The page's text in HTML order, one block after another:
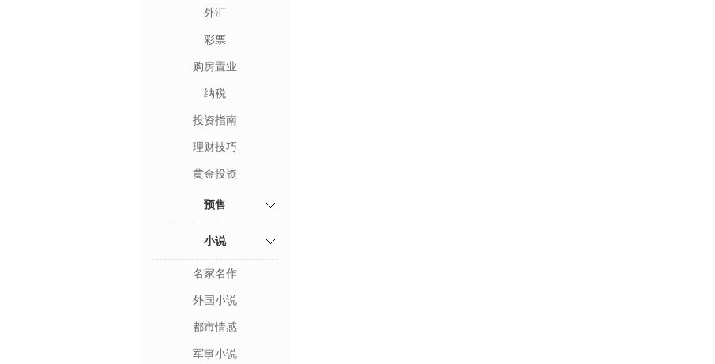
外汇
彩票
购房置业
纳税
投资指南
理财技巧
黄金投资
预售
小说
名家名作
外国小说
都市情感
军事小说